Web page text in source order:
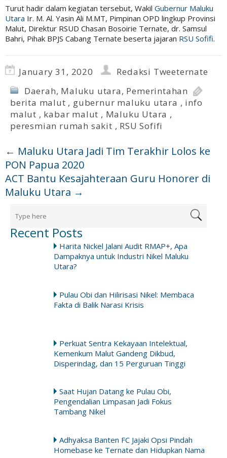
Turut hadir dalam kegiatan tersebut, Wakil Gubernur Maluku
Utara Ir. M. Al. Yasin Ali M.MT, Pimpinan OPD lingkup Provinsi
Malut, Direktur RSUD Chasan Bosoirie Ternate, dr. Samsul
Bahri, Pihak BPJS Cabang Ternate beserta jajaran RSU Sofifi.
January 31, 2020
Redaksi Tweeternate
Daerah, Maluku utara, Pemerintahan
berita malut , gubernur maluku utara , info
malut , kabar malut , Maluku Utara ,
peresmian rumah sakit , RSU Sofifi
← Maluku Utara Jadi Tim Terakhir Lolos ke
PON Papua 2020
ACT Bantu Kesajahteraan Guru Honorer di
Maluku Utara →
Recent Posts
Harita Nickel Jalani Audit RMAP+, Apa
Dampaknya untuk Industri Nikel Maluku
Utara?
Pulau Obi dan Hilirisasi Nikel: Membaca
Fakta di Balik Narasi Krisis
Perkuat Sentra Kekayaan Intelektual,
Kemenkum Malut Gandeng Dikbud,
Disperindag, dan 15 Perguruan Tinggi
Saat Hujan Datang ke Pulau Obi,
Pengendalian Limpasan Jadi Fokus
Tambang Nikel
Adhyaksa Banten FC Jajaki Opsi Pindah
Homebase ke Ternate dan Hidupkan Nama